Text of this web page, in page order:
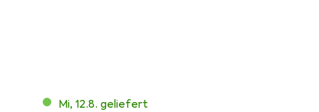
Mi, 12.8. geliefert